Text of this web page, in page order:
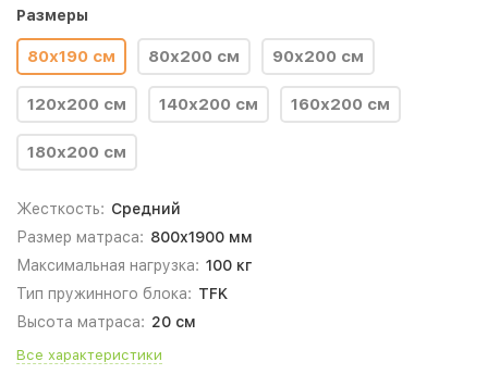
Размеры
80х190 cм 80х200 cм 90х200 cм
120х200 cм 140х200 cм 160х200 cм
180х200 cм
Жесткость: Средний
Размер матраса: 800х1900 мм
Максимальная нагрузка: 100 кг
Тип пружинного блока: TFK
Высота матраса: 20 см
Все характеристики